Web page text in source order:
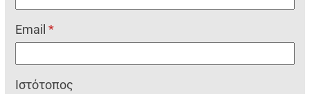
Email*
Ιστότοπος